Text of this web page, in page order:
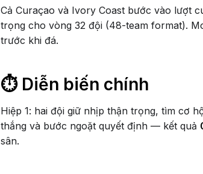
Cả Curaçao và Ivory Coast bước vào lượt
trọng cho vòng 32 đội (48-team format).
trước khi đá.
⏱️ Diễn biến chính
Hiệp 1: hai đội giữ nhịp thận trọng, tìm cơ
thắng và bước ngoặt quyết định — kết quả
sân.